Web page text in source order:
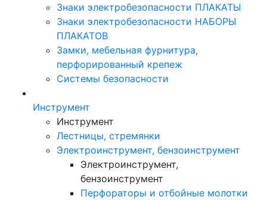
Знаки электробезопасности ПЛАКАТЫ
Знаки электробезопасности НАБОРЫ
ПЛАКАТОВ
Замки, мебельная фурнитура,
перфорированный крепеж
Системы безопасности
Инструмент
Инструмент
Лестницы, стремянки
Электроинструмент, бензоинструмент
Электроинструмент,
бензоинструмент
Перфораторы и отбойные молотки